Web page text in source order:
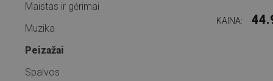
Maistas ir gėrimai
Muzika
Peizažai
Spalvos
KAINA: